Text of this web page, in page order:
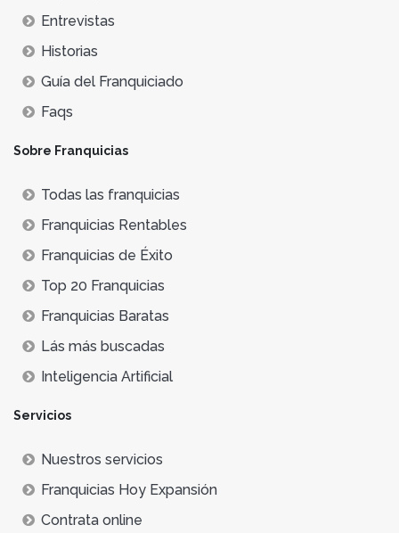
Entrevistas
Historias
Guía del Franquiciado
Faqs
Sobre Franquicias
Todas las franquicias
Franquicias Rentables
Franquicias de Éxito
Top 20 Franquicias
Franquicias Baratas
Lás más buscadas
Inteligencia Artificial
Servicios
Nuestros servicios
Franquicias Hoy Expansión
Contrata online